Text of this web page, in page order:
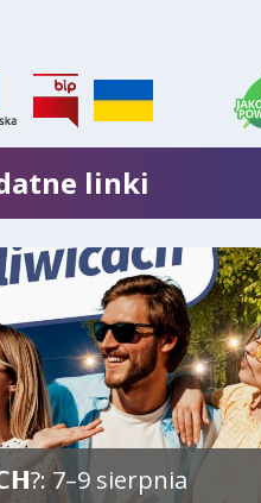
linki
7–9 sierpnia